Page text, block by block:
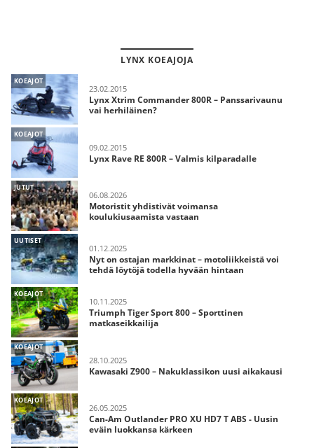
LYNX KOEAJOJA
KOEAJOT
23.02.2015
Lynx Xtrim Commander 800R – Panssarivaunu
vai herhiläinen?
KOEAJOT
09.02.2015
Lynx Rave RE 800R – Valmis kilparadalle
JUTUT
06.08.2026
Motoristit yhdistivät voimansa
koulukiusaamista vastaan
UUTISET
01.12.2025
Nyt on ostajan markkinat – motoliikkeistä voi
tehdä löytöjä todella hyvään hintaan
KOEAJOT
10.11.2025
Triumph Tiger Sport 800 – Sporttinen
matkaseikkailija
KOEAJOT
28.10.2025
Kawasaki Z900 – Nakuklassikon uusi aikakausi
KOEAJOT
26.05.2025
Can-Am Outlander PRO XU HD7 T ABS - Uusin
eväin luokkansa kärkeen